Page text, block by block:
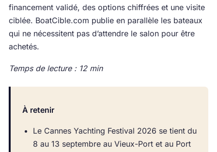
financement validé, des options chiffrées et une visite
ciblée. BoatCible.com publie en parallèle les bateaux
qui ne nécessitent pas d’attendre le salon pour être
achetés.
Temps de lecture : 12 min
À retenir
Le Cannes Yachting Festival 2026 se tient du
8 au 13 septembre au Vieux-Port et au Port